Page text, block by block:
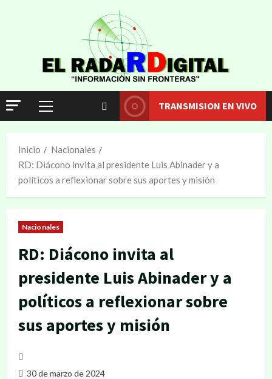
TRANSMISION EN VIVO
Inicio
Nacionales
RD: Diácono invita al presidente Luis Abinader y a
políticos a reflexionar sobre sus aportes y misión
Nacionales
RD: Diácono invita al
presidente Luis Abinader y a
políticos a reflexionar sobre
sus aportes y misión
30 de marzo de 2024